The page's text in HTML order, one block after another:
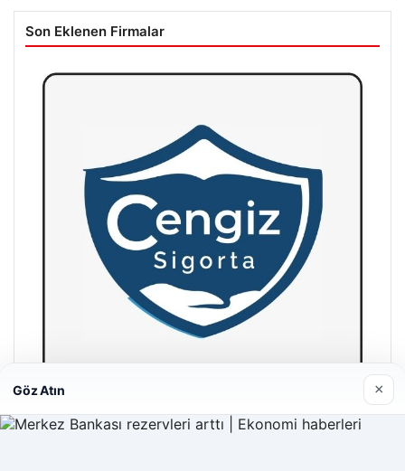
Son Eklenen Firmalar
Hastaş Beton
Göz Atın ×